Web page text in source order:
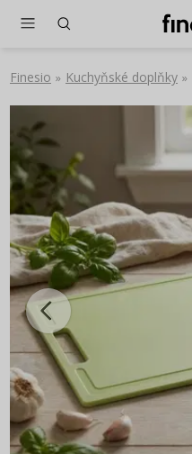
Finesio » Kuchyňské doplňky »